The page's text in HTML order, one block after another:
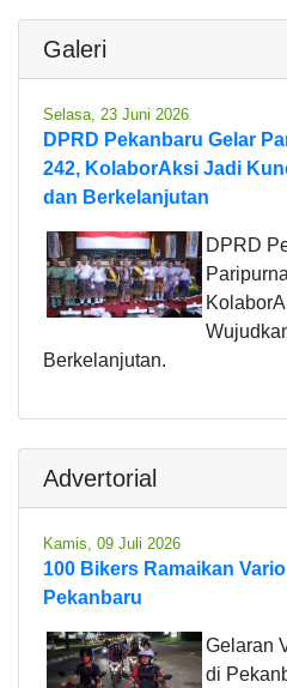
Galeri
Selasa, 23 Juni 2026
DPRD Pekanbaru Gelar
242, KolaborAksi Jadi
dan Berkelanjutan
DPRD
Berkelanjutan.
Advertorial
Kamis, 09 Juli 2026
100 Bikers Ramaikan
Pekanbaru
Gelaran
di